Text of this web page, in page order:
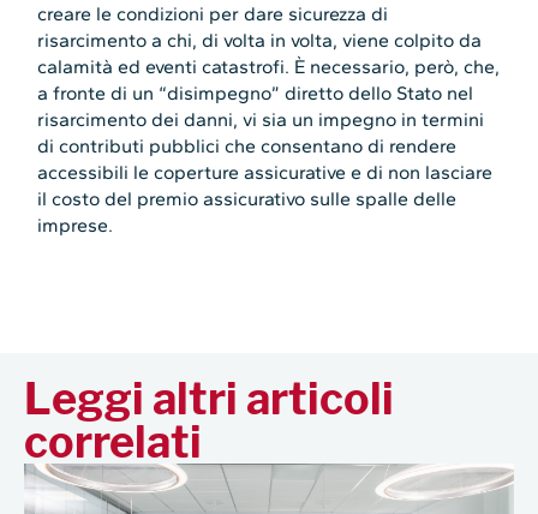
creare le condizioni per dare sicurezza di
risarcimento a chi, di volta in volta, viene colpito da
calamità ed eventi catastrofi. È necessario, però, che,
a fronte di un “disimpegno” diretto dello Stato nel
risarcimento dei danni, vi sia un impegno in termini
di contributi pubblici che consentano di rendere
accessibili le coperture assicurative e di non lasciare
il costo del premio assicurativo sulle spalle delle
imprese.
Leggi altri articoli
correlati